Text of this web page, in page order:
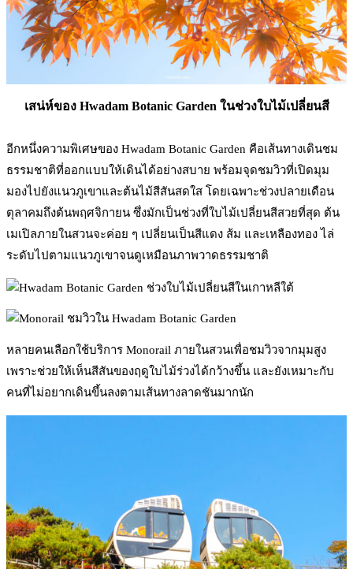
เสน่ห์ของ Hwadam Botanic Garden ในช่วงใบไม้เปลี่ยนสี
อีกหนึ่งความพิเศษของ Hwadam Botanic Garden คือเส้นทางเดินชม
ธรรมชาติที่ออกแบบให้เดินได้อย่างสบาย พร้อมจุดชมวิวที่เปิดมุม
มองไปยังแนวภูเขาและต้นไม้สีสันสดใส โดยเฉพาะช่วงปลายเดือน
ตุลาคมถึงต้นพฤศจิกายน ซึ่งมักเป็นช่วงที่ใบไม้เปลี่ยนสีสวยที่สุด ต้น
เมเปิลภายในสวนจะค่อย ๆ เปลี่ยนเป็นสีแดง ส้ม และเหลืองทอง ไล่
ระดับไปตามแนวภูเขาจนดูเหมือนภาพวาดธรรมชาติ
หลายคนเลือกใช้บริการ Monorail ภายในสวนเพื่อชมวิวจากมุมสูง
เพราะช่วยให้เห็นสีสันของฤดูใบไม้ร่วงได้กว้างขึ้น และยังเหมาะกับ
คนที่ไม่อยากเดินขึ้นลงตามเส้นทางลาดชันมากนัก